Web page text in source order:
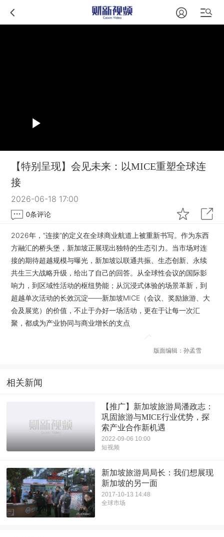
【特别呈现】会见未来：以MICE重塑全球连
接
2026-06-18 17:00
0条评论
2026年，“连接”的定义在全球商业航道上被重新书写。作为东西
方融汇的桥头堡，新加坡正展现出独特的生态引力。当市场对连
接的期待超越规模与曝光，新加坡以联通共振、生态创新、永续
共生三大战略升级，给出了自己的回答。从全球性会议的国际影
响力，到区域性活动的枢纽势能；从沉浸式体验的场景革新，到
超越单次活动的长效沉淀——新加坡MICE（会议、奖励旅游、大
会及展览）的价值，不止于办好一场活动，更在于让每一次汇
聚，都成为产业协同与商业增长的支点
版面编辑：孙孟雪
相关新闻
【推广】新加坡旅游局潘政志：
巩固旅游与MICE行业优势，探
索产业合作新机遇
2022-09-06 10:00
短视频
新加坡旅游局局长：我们想展现
新加坡的另一面
2017-10-13 14:48
全球市场